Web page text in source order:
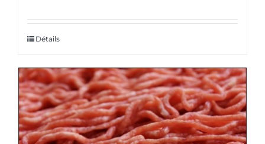
Détails